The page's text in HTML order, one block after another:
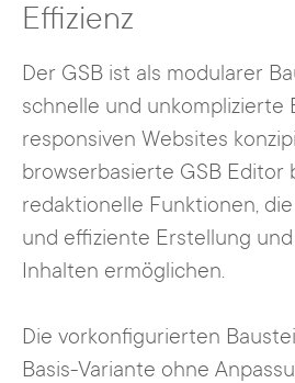
Effizienz
Der GSB ist als modularer
schnelle und unkomplizierte
responsiven Websites
browserbasierte GSB
redaktionelle Funktionen,
und effiziente Erstellung
Inhalten ermöglichen.
Die vorkonfigurierten
Basis-Variante ohne